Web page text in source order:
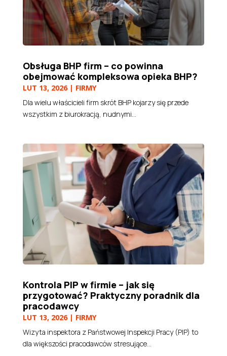
Obsługa BHP firm – co powinna
obejmować kompleksowa opieka BHP?
LUT 13, 2026| FIRMY
Dla wielu właścicieli firm skrót BHP kojarzy się przede
wszystkim z biurokracją, nudnymi...
Kontrola PIP w firmie – jak się
przygotować? Praktyczny poradnik dla
pracodawcy
LUT 13, 2026| FIRMY
Wizyta inspektora z Państwowej Inspekcji Pracy (PIP) to
dla większości pracodawców stresujące...